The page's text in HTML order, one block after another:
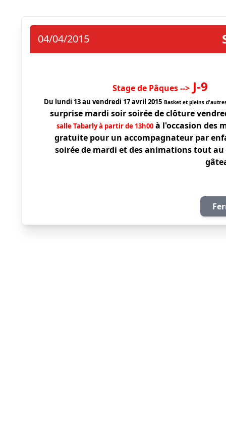
04/04/2015
Stage de Pâques --> J-9
Du lundi 13 au vendredi 17 avril 2015 Basket et pleins
surprise mardi soir soirée de clôture
salle Tabarly à partir de 13h00 à l'occasion des
gratuite pour un accompagnateur par
soirée de mardi et des animations tout au